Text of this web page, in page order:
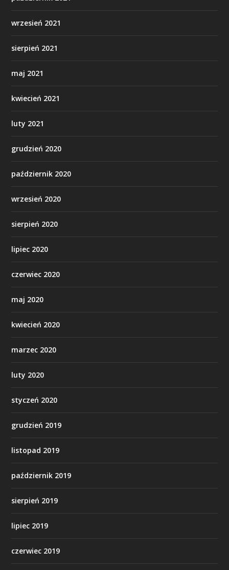
wrzesień 2021
sierpień 2021
maj 2021
kwiecień 2021
luty 2021
grudzień 2020
październik 2020
wrzesień 2020
sierpień 2020
lipiec 2020
czerwiec 2020
maj 2020
kwiecień 2020
marzec 2020
luty 2020
styczeń 2020
grudzień 2019
listopad 2019
październik 2019
sierpień 2019
lipiec 2019
czerwiec 2019